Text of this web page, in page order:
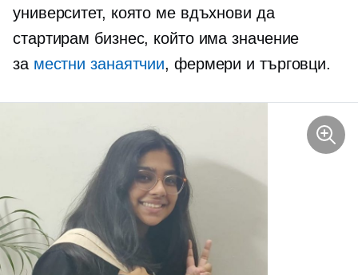
университет, която ме вдъхнови да
стартирам бизнес, който има значение
за местни занаятчии, фермери и търговци.